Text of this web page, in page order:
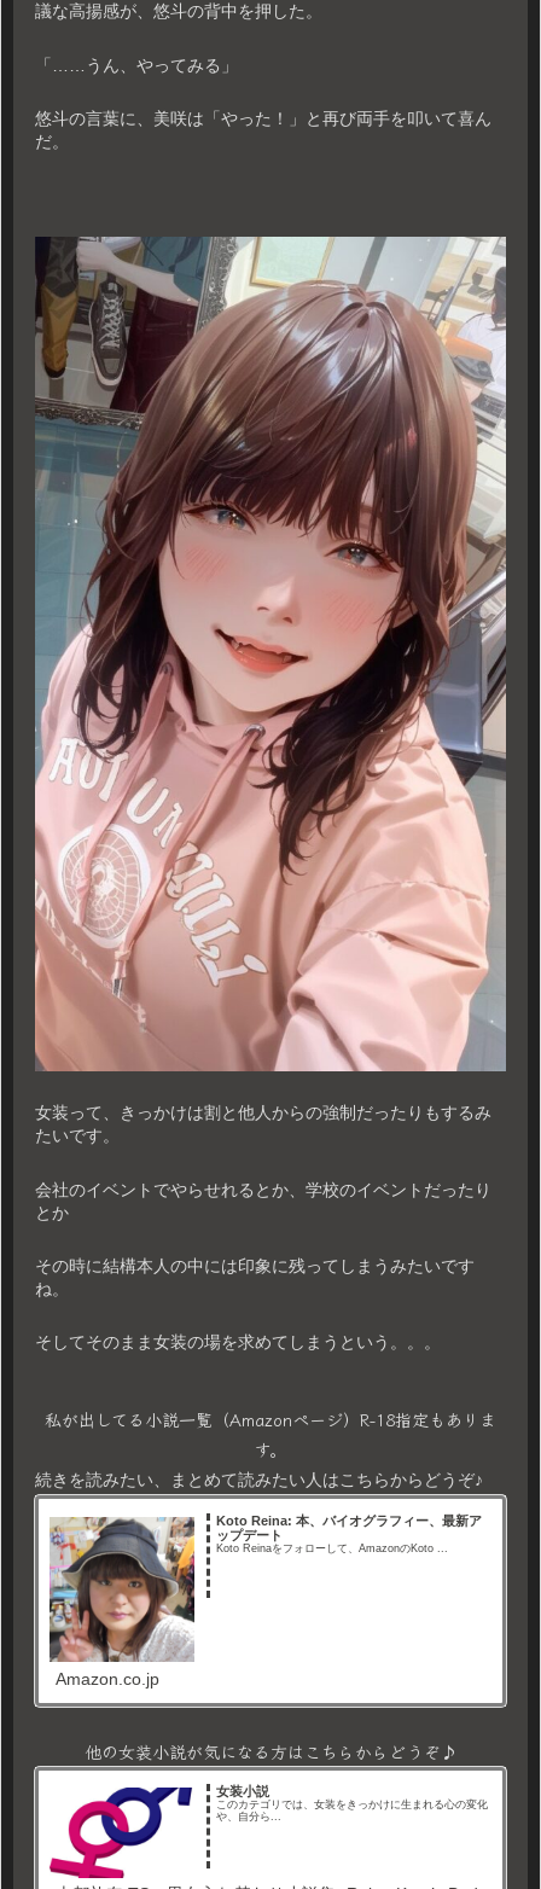
議な高揚感が、悠斗の背中を押した。
「……うん、やってみる」
悠斗の言葉に、美咲は「やった！」と再び両手を叩いて喜ん
だ。
女装って、きっかけは割と他人からの強制だったりもするみ
たいです。
会社のイベントでやらせれるとか、学校のイベントだったり
とか
その時に結構本人の中には印象に残ってしまうみたいです
ね。
そしてそのまま女装の場を求めてしまうという。。。
私が出してる小説一覧（Amazonページ）R-18指定もありま
す。
続きを読みたい、まとめて読みたい人はこちらからどうぞ♪
Koto Reina: 本、バイオグラフィー、最新ア
ップデート
Koto Reinaをフォローして、AmazonのKoto ...
Amazon.co.jp
他の女装小説が気になる方はこちらからどうぞ♪
女装小説
このカテゴリでは、女装をきっかけに生まれる心の変化
や、自分ら...